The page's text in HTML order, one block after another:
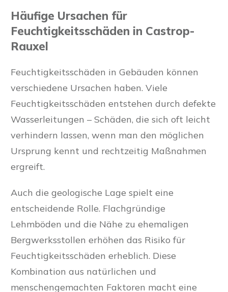
Häufige Ursachen für
Feuchtigkeitsschäden in Castrop-
Rauxel
Feuchtigkeitsschäden in Gebäuden können
verschiedene Ursachen haben. Viele
Feuchtigkeitsschäden entstehen durch defekte
Wasserleitungen – Schäden, die sich oft leicht
verhindern lassen, wenn man den möglichen
Ursprung kennt und rechtzeitig Maßnahmen
ergreift.
Auch die geologische Lage spielt eine
entscheidende Rolle. Flachgründige
Lehmböden und die Nähe zu ehemaligen
Bergwerksstollen erhöhen das Risiko für
Feuchtigkeitsschäden erheblich. Diese
Kombination aus natürlichen und
menschengemachten Faktoren macht eine